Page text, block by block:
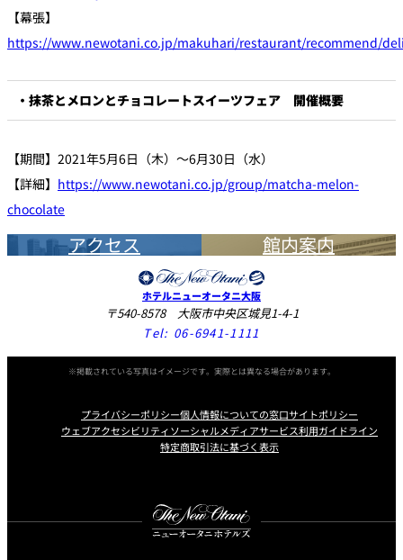
【幕張】
https://www.newotani.co.jp/makuhari/restaurant/recommend/
・抹茶とメロンとチョコレートスイーツフェア 開催概要
【期間】2021年5月6日（木）～6月30日（水）
【詳細】 https://www.newotani.co.jp/group/matcha-melon-
chocolate
アクセス 館内案内
ホテルニューオータニ大阪
〒540-8578 大阪市中央区城見1-4-1
Tel: 06-6941-1111
※掲載されている写真はイメージです。実際とは異なる場合があります。
プライバシーポリシー個人情報についての窓口サイトポリシー
ウェブアクセシビリティソーシャルメディアサービス利用ガイドライン
特定商取引法に基づく表示